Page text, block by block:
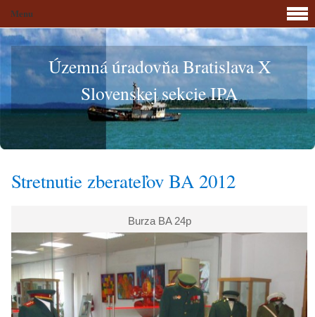
Územná úradovňa Bratislava X
Slovenskej sekcie IPA
Stretnutie zberateľov BA 2012
Burza BA 24p
Menu